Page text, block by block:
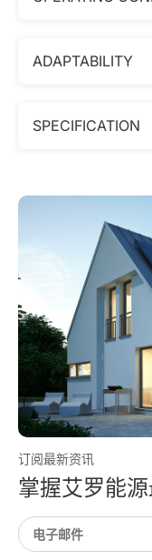
ADAPTABILITY
SPECIFICATION
订阅最新资讯
掌握艾罗能源